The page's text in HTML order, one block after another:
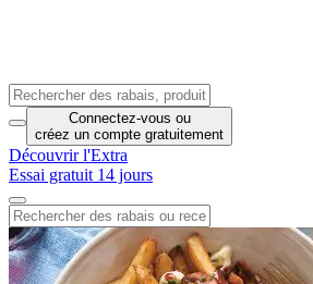
Connectez-vous ou
créez un compte gratuitement
Découvrir l'Extra
Essai gratuit 14 jours